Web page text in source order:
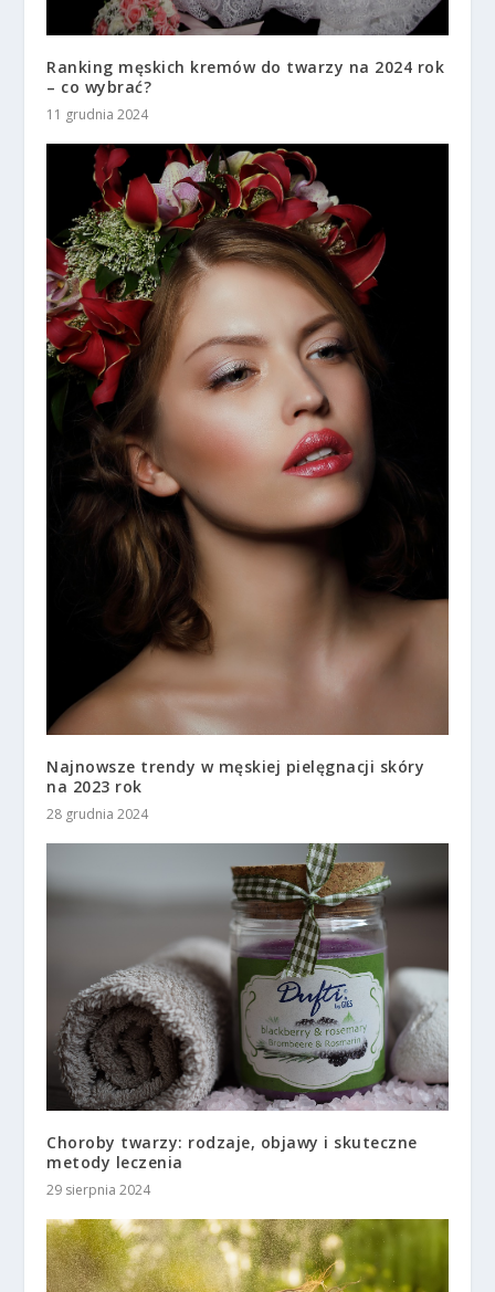
Ranking męskich kremów do twarzy na 2024 rok
– co wybrać?
11 grudnia 2024
Najnowsze trendy w męskiej pielęgnacji skóry
na 2023 rok
28 grudnia 2024
Choroby twarzy: rodzaje, objawy i skuteczne
metody leczenia
29 sierpnia 2024